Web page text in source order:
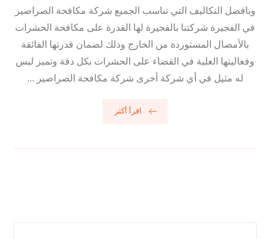
وبافضل التكاليف التي تناسب الجميع شركة مكافحة الصراصير
في الفجيرة شركتنا بالفجيرة لها القدرة على مكافحة الحشرات
بالأمصال المستوردة من الخارج وذلك لضمان قدرتها الفائقة
وفعاليتها العلية في القضاء على الحشرات بكل دقة وتميز ليس
له مثيل في أي شركة أخرى شركة مكافحة الصراصير ...
اقرأ أكثر